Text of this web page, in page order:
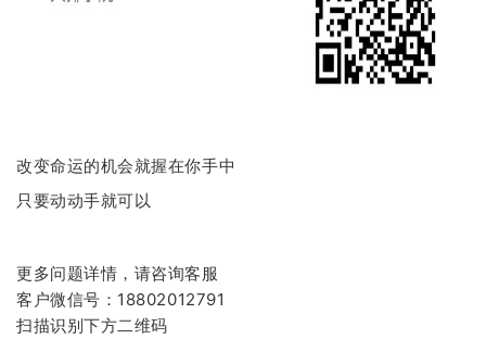
改变命运的机会就握在你手中
只要动动手就可以
更多问题详情，请咨询客服
客户微信号：18802012791
扫描识别下方二维码